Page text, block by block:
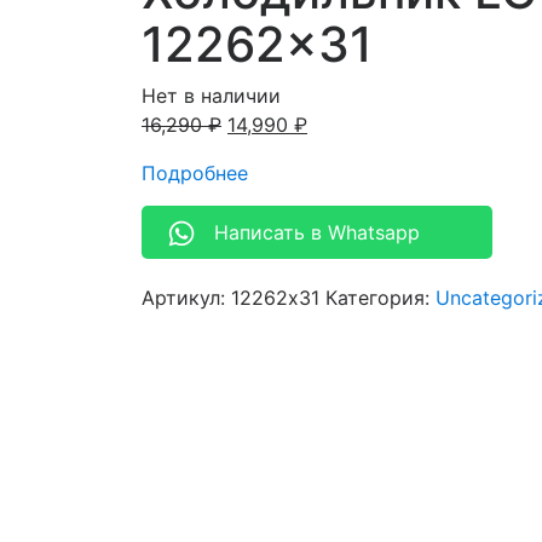
12262×31
Нет в наличии
16,290₽ 14,990 ₽
Подробнее
Написать в Whatsapp
Артикул: 12262x31 Категория: